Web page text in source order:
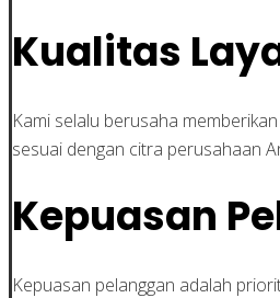
Kualitas
Kami selalu berusaha
sesuai dengan citra perusahaan
Kepuasan
Kepuasan pelanggan adalah